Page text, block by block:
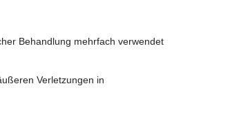
Behandlung mehrfach verwendet
Verletzungen in